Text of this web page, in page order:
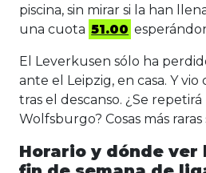
piscina, sin mirar si la han
una cuota 51.00
El Leverkusen sólo ha
ante el Leipzig, en casa. Y
tras el descanso. ¿Se repetirá
Wolfsburgo? Cosas más raras
Horario y dónde ver